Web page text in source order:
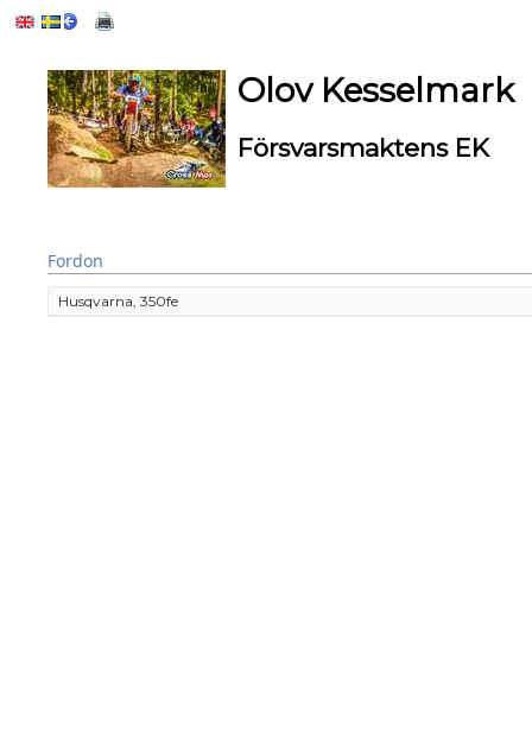
Olov Kesselmark
Försvarsmaktens EK
Fordon
Husqvarna, 350fe